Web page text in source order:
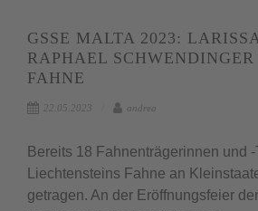
GSSE MALTA 2023:
RAPHAEL
FAHNE
22.05.2023 andrea
Bereits 18 Fahnenträgerinnen und
Liechtensteins Fahne an
getragen. An der Eröffnungsfeier